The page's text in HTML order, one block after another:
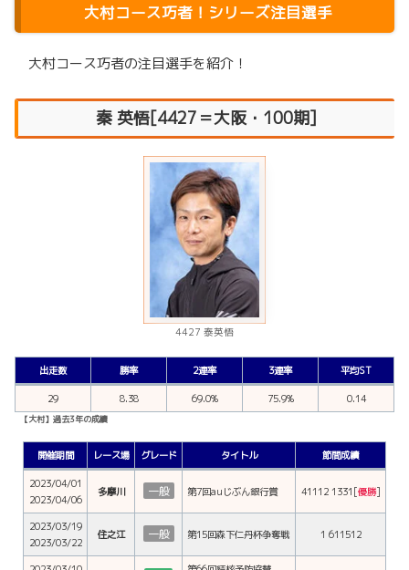
大村コース巧者！シリーズ注目選手
大村コース巧者の注目選手を紹介！
秦 英悟[4427＝大阪・100期]
4427 泰英悟
出走数 勝率 2連率 3連率 平均ST
29 8.38 69.0% 75.9% 0.14
【大村】過去3年の成績
開催期間 レース場 グレード タイトル 節間成績
2023/04/01
2023/04/06
多摩川 一般 第7回auじぶん銀行賞 41112 1331[優勝]
2023/03/19
2023/03/22
住之江 一般 第15回森下仁丹杯争奪戦 1 611512